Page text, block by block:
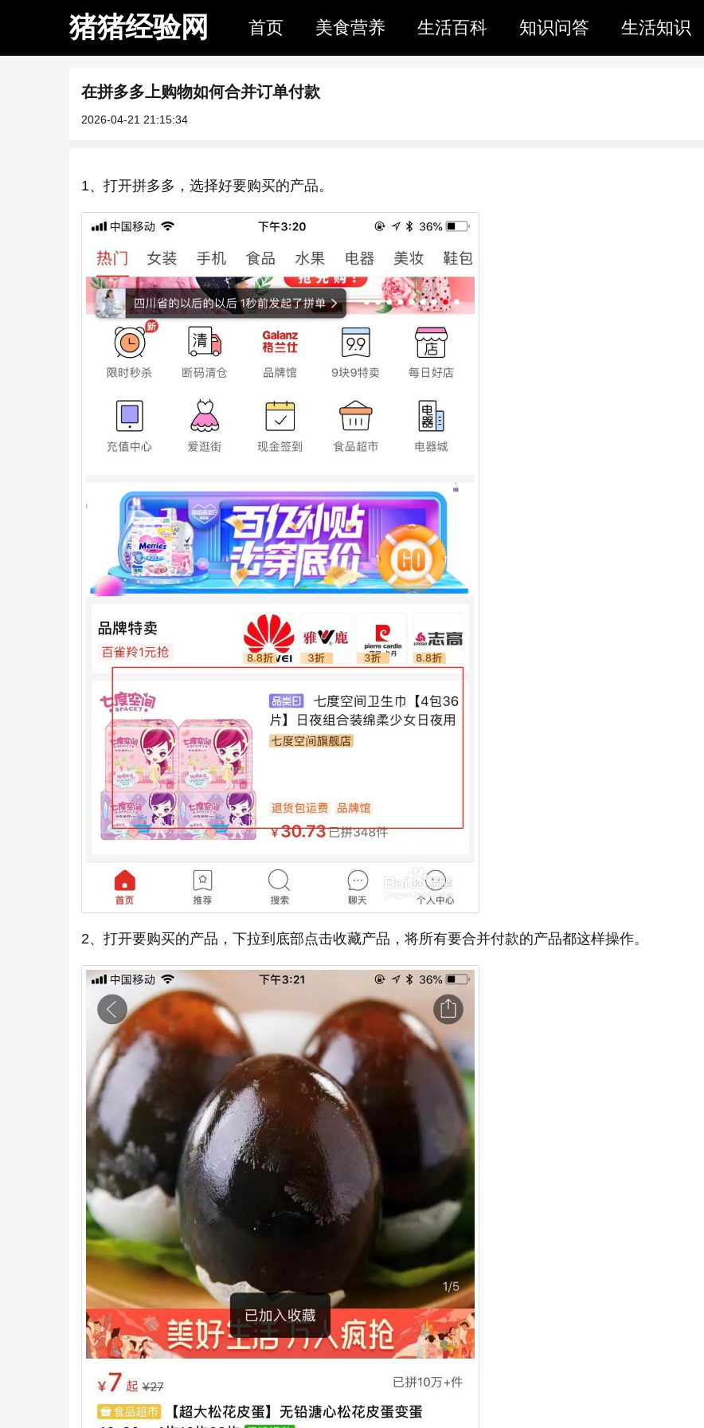
猪猪经验网 首页 美食营养 生活百科 知识问答 生活知识
在拼多多上购物如何合并订单付款
2026-04-21 21:15:34
1、打开拼多多，选择好要购买的产品。
2、打开要购买的产品，下拉到底部点击收藏产品，将所有要合并付款的产品都这样操作。